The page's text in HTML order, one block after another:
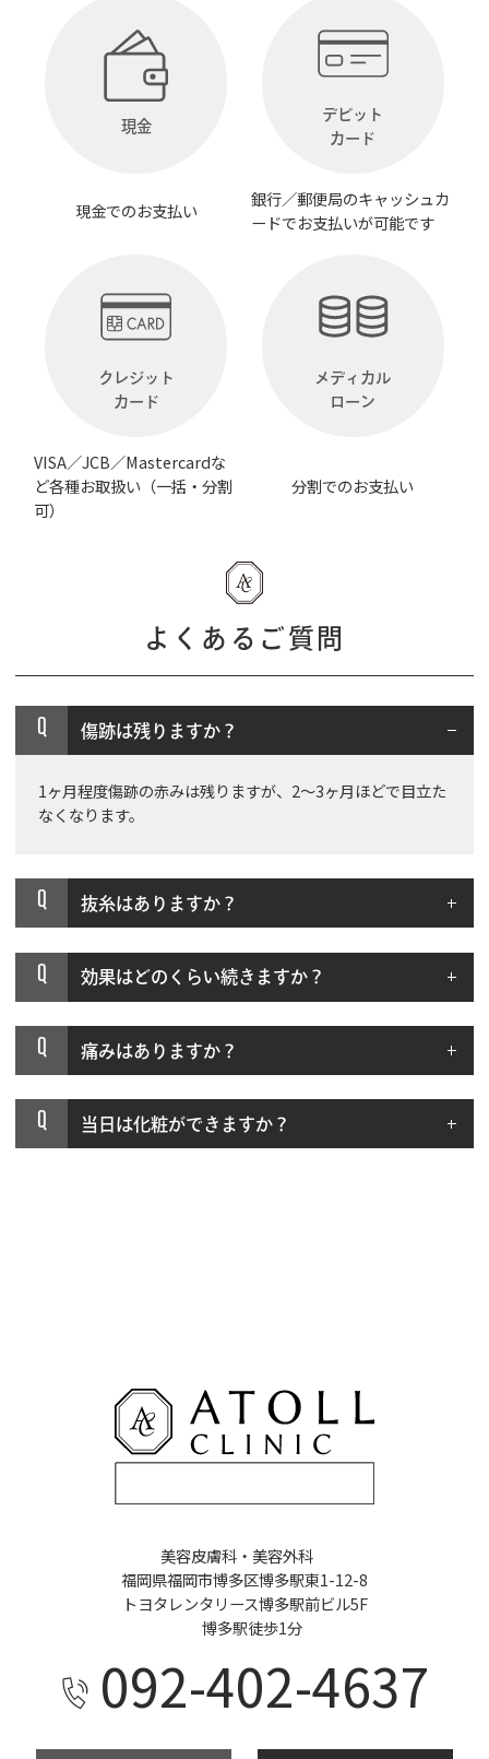
現金
現金でのお支払い
デビット
カード
銀行／郵便局のキャッシュカ
ードでお支払いが可能です
クレジット
カード
VISA／JCB／Mastercardな
ど各種お取扱い（一括・分割
可）
メディカル
ローン
分割でのお支払い
よくあるご質問
Q 傷跡は残りますか？
1ヶ月程度傷跡の赤みは残りますが、2～3ヶ月ほどで目立た
なくなります。
Q 抜糸はありますか？
Q 効果はどのくらい続きますか？
Q 痛みはありますか？
Q 当日は化粧ができますか？
美容皮膚科・美容外科
福岡県福岡市博多区博多駅東1-12-8
トヨタレンタリース博多駅前ビル5F
博多駅徒歩1分
092-402-4637